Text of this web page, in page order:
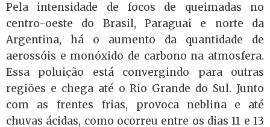
Pela intensidade de focos de queimadas no
centro-oeste do Brasil, Paraguai e norte da
Argentina, há o aumento da quantidade de
aerossóis e monóxido de carbono na atmosfera.
Essa poluição está convergindo para outras
regiões e chega até o Rio Grande do Sul. Junto
com as frentes frias, provoca neblina e até
chuvas ácidas, como ocorreu entre os dias 11 e 13